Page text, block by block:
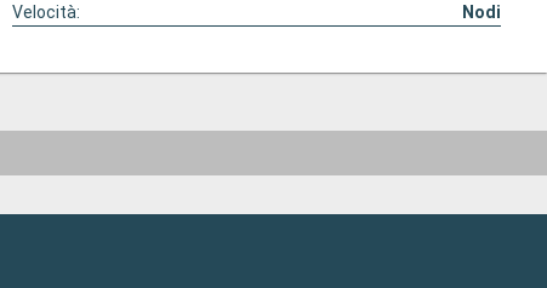
Velocità: Nodi